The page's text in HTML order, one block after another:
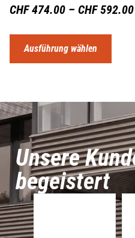
CHF474.00 – CHF592.00
Ausführung wählen
Unsere
begeistert